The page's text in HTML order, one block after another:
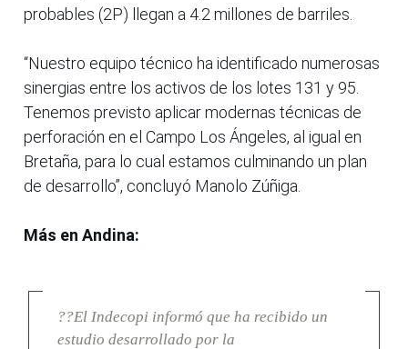
probables (2P) llegan a 4.2 millones de barriles.
“Nuestro equipo técnico ha identificado numerosas
sinergias entre los activos de los lotes 131 y 95.
Tenemos previsto aplicar modernas técnicas de
perforación en el Campo Los Ángeles, al igual en
Bretaña, para lo cual estamos culminando un plan
de desarrollo”, concluyó Manolo Zúñiga.
Más en Andina:
??El Indecopi informó que ha recibido un
estudio desarrollado por la